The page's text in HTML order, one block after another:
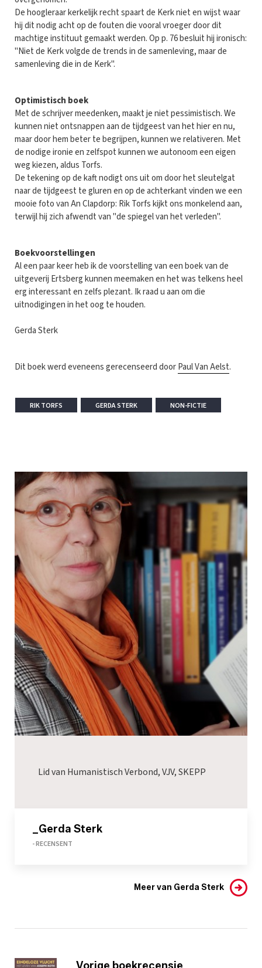
De hoogleraar kerkelijk recht spaart de Kerk niet en wijst waar
hij dit nodig acht op de fouten die vooral vroeger door dit
machtige instituut gemaakt werden. Op p. 76 besluit hij ironisch:
"Niet de Kerk volgde de trends in de samenleving, maar de
samenleving die in de Kerk".
Optimistisch boek
Met de schrijver meedenken, maakt je niet pessimistisch. We
kunnen niet ontsnappen aan de tijdgeest van het hier en nu,
maar door hem beter te begrijpen, kunnen we relativeren. Met
de nodige ironie en zelfspot kunnen we autonoom een eigen
weg kiezen, aldus Torfs.
De tekening op de kaft nodigt ons uit om door het sleutelgat
naar de tijdgeest te gluren en op de achterkant vinden we een
mooie foto van An Clapdorp: Rik Torfs kijkt ons monkelend aan,
terwijl hij zich afwendt van "de spiegel van het verleden".
Boekvoorstellingen
Al een paar keer heb ik de voorstelling van een boek van de
uitgeverij Ertsberg kunnen meemaken en het was telkens heel
erg interessant en zelfs plezant. Ik raad u aan om die
uitnodigingen in het oog te houden.
Gerda Sterk
Dit boek werd eveneens gerecenseerd doorPaul Van Aelst.
RIK TORFS GERDA STERK NON-FICTIE
Lid van Humanistisch Verbond, VJV, SKEPP
_Gerda Sterk
- RECENSENT
Meer van Gerda Sterk
Vorige boekrecensie